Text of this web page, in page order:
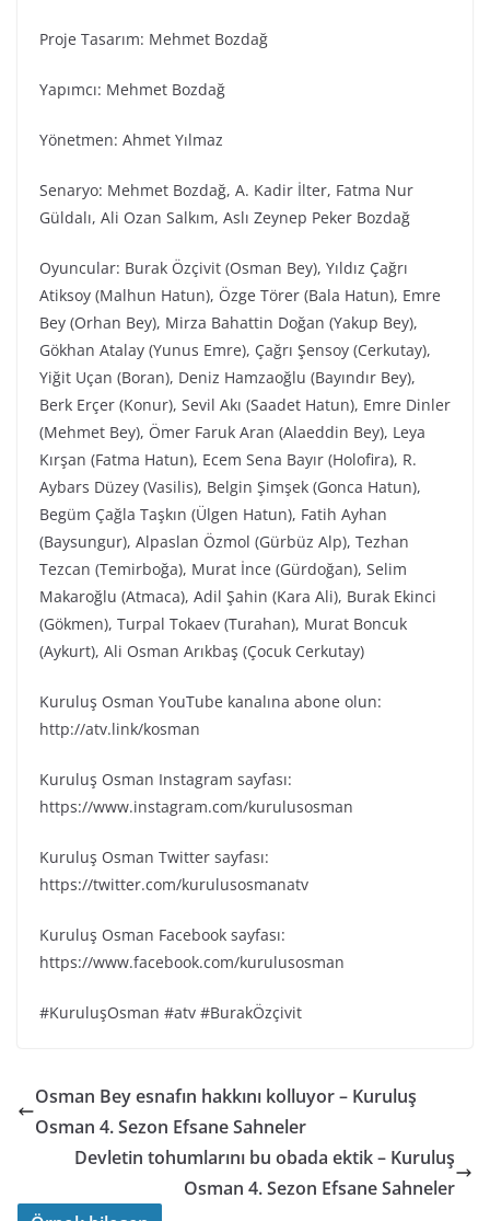
Proje Tasarım: Mehmet Bozdağ
Yapımcı: Mehmet Bozdağ
Yönetmen: Ahmet Yılmaz
Senaryo: Mehmet Bozdağ, A. Kadir İlter, Fatma Nur
Güldalı, Ali Ozan Salkım, Aslı Zeynep Peker Bozdağ
Oyuncular: Burak Özçivit (Osman Bey), Yıldız Çağrı
Atiksoy (Malhun Hatun), Özge Törer (Bala Hatun), Emre
Bey (Orhan Bey), Mirza Bahattin Doğan (Yakup Bey),
Gökhan Atalay (Yunus Emre), Çağrı Şensoy (Cerkutay),
Yiğit Uçan (Boran), Deniz Hamzaoğlu (Bayındır Bey),
Berk Erçer (Konur), Sevil Akı (Saadet Hatun), Emre Dinler
(Mehmet Bey), Ömer Faruk Aran (Alaeddin Bey), Leya
Kırşan (Fatma Hatun), Ecem Sena Bayır (Holofira), R.
Aybars Düzey (Vasilis), Belgin Şimşek (Gonca Hatun),
Begüm Çağla Taşkın (Ülgen Hatun), Fatih Ayhan
(Baysungur), Alpaslan Özmol (Gürbüz Alp), Tezhan
Tezcan (Temirboğa), Murat İnce (Gürdoğan), Selim
Makaroğlu (Atmaca), Adil Şahin (Kara Ali), Burak Ekinci
(Gökmen), Turpal Tokaev (Turahan), Murat Boncuk
(Aykurt), Ali Osman Arıkbaş (Çocuk Cerkutay)
Kuruluş Osman YouTube kanalına abone olun:
http://atv.link/kosman
Kuruluş Osman Instagram sayfası:
https://www.instagram.com/kurulusosman
Kuruluş Osman Twitter sayfası:
https://twitter.com/kurulusosmanatv
Kuruluş Osman Facebook sayfası:
https://www.facebook.com/kurulusosman
#KuruluşOsman #atv #BurakÖzçivit
Osman Bey esnafın hakkını kolluyor – Kuruluş
Osman 4. Sezon Efsane Sahneler
Devletin tohumlarını bu obada ektik – Kuruluş
Osman 4. Sezon Efsane Sahneler